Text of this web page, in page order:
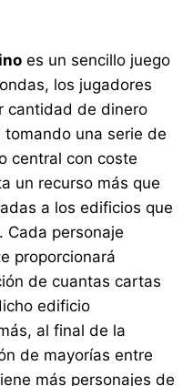
es un sencillo juego
los jugadores
cantidad de dinero
tomando una serie de
central con coste
un recurso más que
a los edificios que
Cada personaje
proporcionará
de cuantas cartas
edificio
al final de la
de mayorías entre
más personajes de